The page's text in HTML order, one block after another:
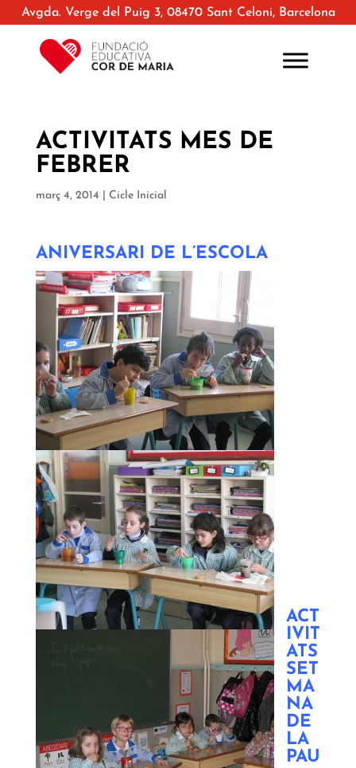
Avgda. Verge del Puig 3, 08470 Sant Celoni, Barcelona
ACTIVITATS MES DE
FEBRER
març 4, 2014 Cicle Inicial
ANIVERSARI DE L’ESCOLA
ACT
IVIT
ATS
SET
MA
NA
DE
LA
PAU